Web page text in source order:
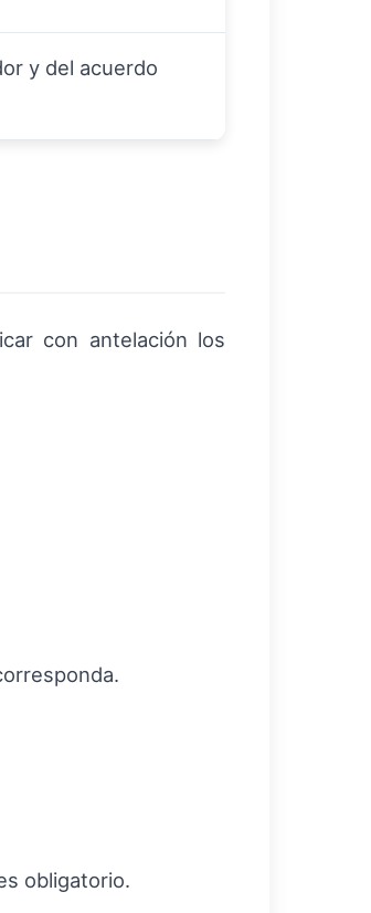
y del acuerdo
con antelación los
obligatorio.